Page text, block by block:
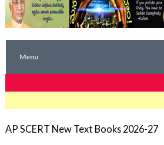
Menu
AP SCERT New Text Books 2026-27